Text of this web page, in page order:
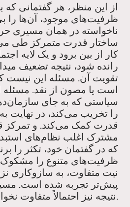
از این منظر، هر گفتمانی که
ظرفیت‌های موجود، آن‌ها را
ناخواسته در همان مسیری
ساختار قدرت متمرکز طی
کار از بین برود و یک لایه
رانده شود، نتیجه تضعیف
تقویت آن. مسئله این
است یا مصون از نقد.
سیاستی که به جای
را تخریب می‌کند، در نهایت
قدرت کمک می‌کند. و
مشترک اغلب نظام‌های
که در گفتمان خود، تکثر را
ظرفیت‌های متنوع را مشکوک
نیت متفاوت، به سازوکاری
پیش‌تر تجربه شده است.
نتیجه نیز احتمالاً متفاوت نخواهد بود.